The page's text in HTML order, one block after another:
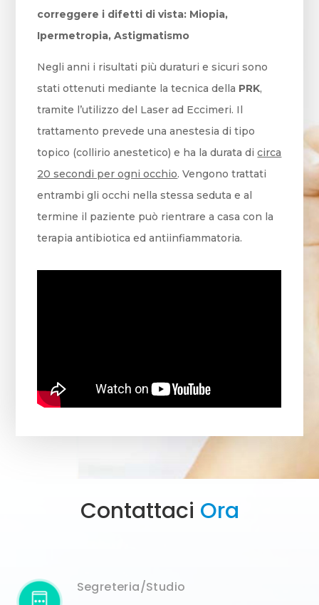
correggere i difetti di vista: Miopia,
Ipermetropia, Astigmatismo
Negli anni i risultati più duraturi e sicuri sono
stati ottenuti mediante la tecnica della PRK,
tramite l’utilizzo del Laser ad Eccimeri. Il
trattamento prevede una anestesia di tipo
topico (collirio anestetico) e ha la durata dicirca
20 secondi per ogni occhio. Vengono trattati
entrambi gli occhi nella stessa seduta e al
termine il paziente può rientrare a casa con la
terapia antibiotica ed antiinfiammatoria.
Contattaci Ora
Segreteria/Studio